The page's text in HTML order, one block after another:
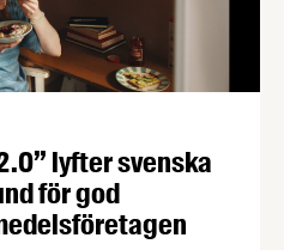
lyfter svenska
för god